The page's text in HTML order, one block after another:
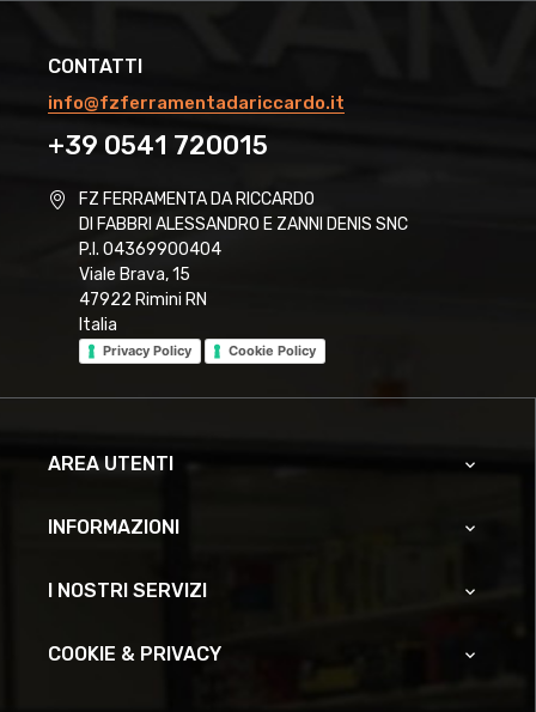
CONTATTI
info@fzferramentadariccardo.it
+39 0541 720015
FZ FERRAMENTA DA RICCARDO
DI FABBRI ALESSANDRO E ZANNI DENIS SNC
P.I. 04369900404
Viale Brava, 15
47922 Rimini RN
Italia
Privacy Policy Cookie Policy
AREA UTENTI 
INFORMAZIONI 
I NOSTRI SERVIZI 
COOKIE & PRIVACY 